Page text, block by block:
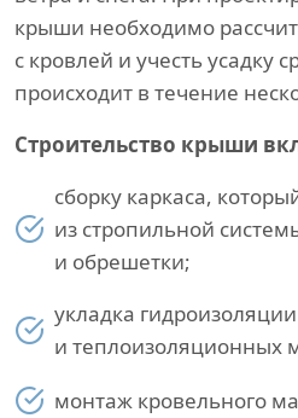
крыши необходимо
с кровлей и учесть усадку
происходит в течение
Строительство крыши
сборку каркаса,
из стропильной
и обрешетки;
укладка гидроизоляции
и теплоизоляционных
монтаж кровельного